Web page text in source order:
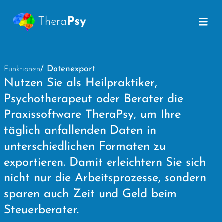
Funktionen/ Datenexport
Nutzen Sie als Heilpraktiker,
Psychotherapeut oder Berater die
Praxissoftware TheraPsy, um Ihre
täglich anfallenden Daten in
unterschiedlichen Formaten zu
exportieren. Damit erleichtern Sie sich
nicht nur die Arbeitsprozesse, sondern
sparen auch Zeit und Geld beim
Steuerberater.